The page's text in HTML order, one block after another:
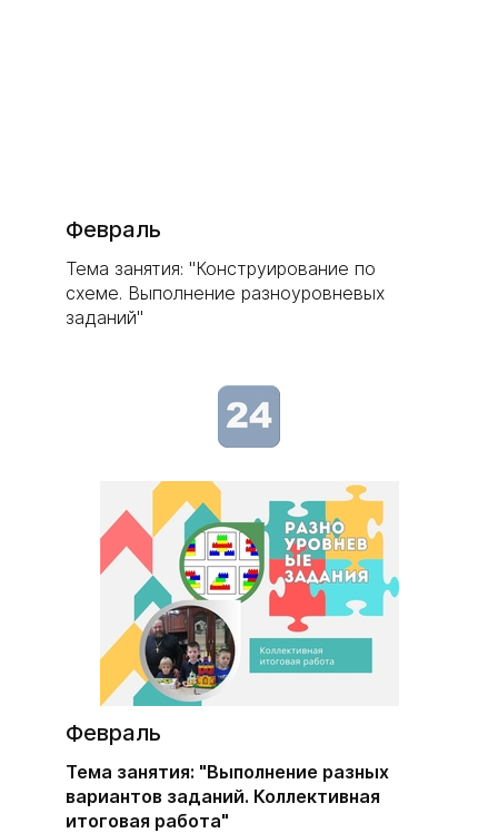
Февраль
Тема занятия: "Конструирование по
схеме. Выполнение разноуровневых
заданий"
Февраль
Тема занятия: "Выполнение разных
вариантов заданий. Коллективная
итоговая работа"